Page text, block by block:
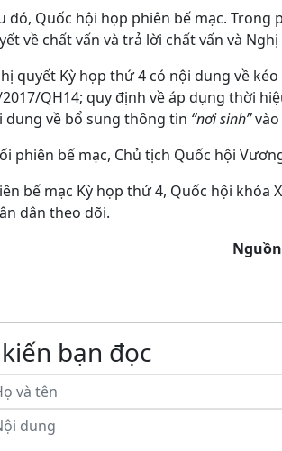
đó, Quốc hội họp phiên bế mạc.
về chất vấn và trả lời chất vấn và
quyết Kỳ họp thứ 4 có nội dung về
QH14; quy định về áp dụng thời
dung về bổ sung thông tin “nơi sinh”vào
phiên bế mạc, Chủ tịch Quốc hội
bế mạc Kỳ họp thứ 4, Quốc hội
dân theo dõi.
bạn đọc